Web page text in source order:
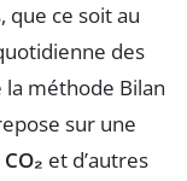
que ce soit au
des
la méthode Bilan
sur une
et d’autres